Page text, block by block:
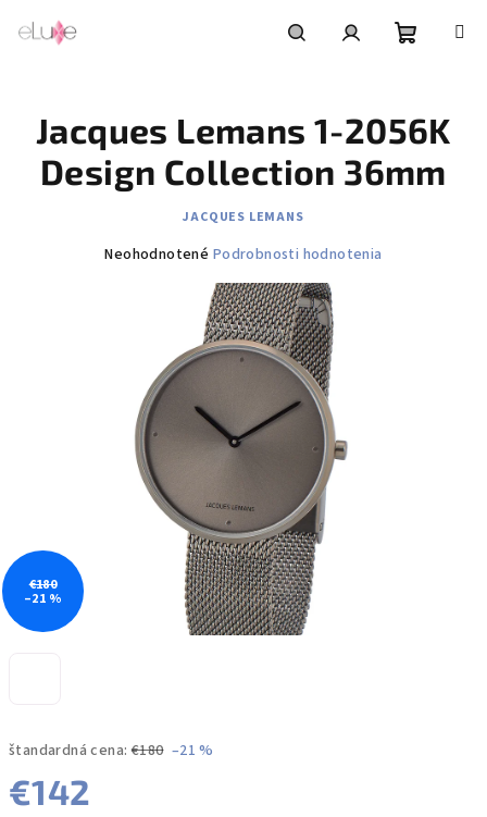
košík
štandardná cena: €180 –21 %
€142
Jacques Lemans 1-2056K
Design Collection 36mm
JACQUES LEMANS
Priemerné
hviezdičiek.
Neohodnotené Podrobnosti hodnotenia
€180
–21 %